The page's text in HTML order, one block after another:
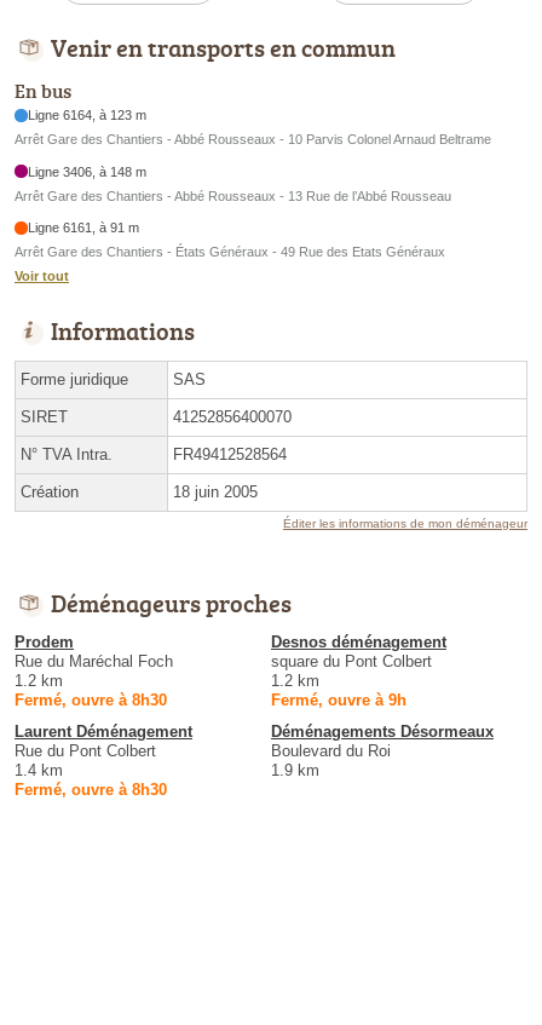
Venir en transports en commun
En bus
Ligne 6164, à 123 m
Arrêt Gare des Chantiers - Abbé Rousseaux - 10 Parvis Colonel Arnaud Beltrame
Ligne 3406, à 148 m
Arrêt Gare des Chantiers - Abbé Rousseaux - 13 Rue de l’Abbé Rousseau
Ligne 6161, à 91 m
Arrêt Gare des Chantiers - États Généraux - 49 Rue des Etats Généraux
Voir tout
Informations
Forme juridique SAS
SIRET 41252856400070
N° TVA Intra. FR49412528564
Création 18 juin 2005
Éditer les informations de mon déménageur
Déménageurs proches
Prodem
Rue du Maréchal Foch
1.2 km
Fermé, ouvre à 8h30
Desnos déménagement
square du Pont Colbert
1.2 km
Fermé, ouvre à 9h
Laurent Déménagement
Rue du Pont Colbert
1.4 km
Fermé, ouvre à 8h30
Déménagements Désormeaux
Boulevard du Roi
1.9 km